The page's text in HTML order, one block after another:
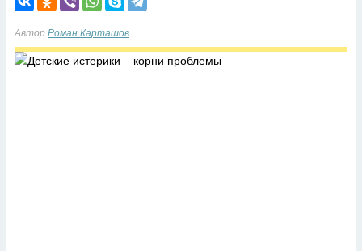
Автор Роман Карташов